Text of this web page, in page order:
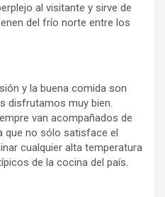
al visitante y sirve de
del frío norte entre los
y la buena comida son
disfrutamos muy bien.
van acompañados de
que no sólo satisface el
cualquier alta temperatura
de la cocina del país.